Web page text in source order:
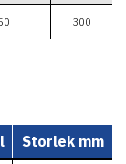
300
Storlek mm